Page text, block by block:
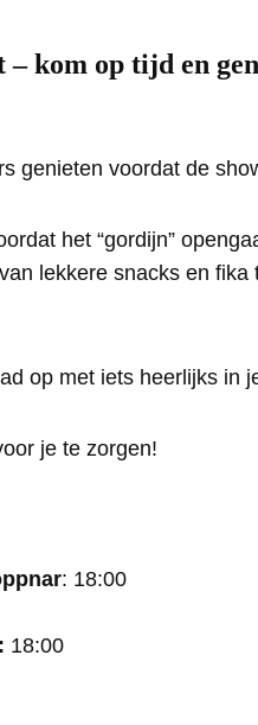
kom op tijd en
het “gordijn”
lekkere snacks en
op met iets heerlijks in
je te zorgen!
: 18:00
18:00